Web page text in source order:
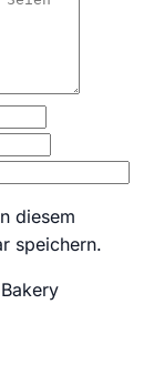
diesem
speichern.